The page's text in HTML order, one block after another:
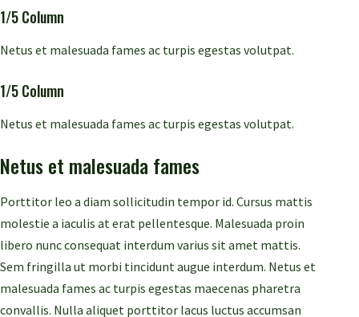
1/5 Column
Netus et malesuada fames ac turpis egestas volutpat.
1/5 Column
Netus et malesuada fames ac turpis egestas volutpat.
Netus et malesuada fames
Porttitor leo a diam sollicitudin tempor id. Cursus mattis
molestie a iaculis at erat pellentesque. Malesuada proin
libero nunc consequat interdum varius sit amet mattis.
Sem fringilla ut morbi tincidunt augue interdum. Netus et
malesuada fames ac turpis egestas maecenas pharetra
convallis. Nulla aliquet porttitor lacus luctus accumsan